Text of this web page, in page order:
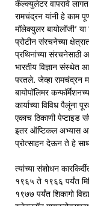
कॅल्क्युलेटर वापरावे
रामचंद्रन यांनी हे काम
मॉलेक्युलर बायोलॉजी’
प्रोटीन संरचनेच्या
प्रथिनांच्या
भारतीय विज्ञान संस्थेत
परतले. जेव्हा रामचंद्रन
बायोपॉलिमर
कार्याच्या विविध पैलूंना
एकाच ठिकाणी पेप्टाइड
इतर ऑप्टिकल अभ्यास
प्रोत्साहन देऊन ते हे
त्यांच्या संशोधन
१९६५ ते १९६६ पर्यंत
१९७७ पर्यंत शिकागो